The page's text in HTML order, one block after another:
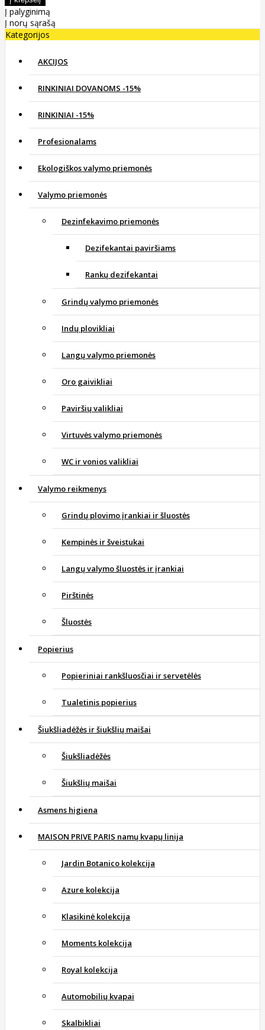
Į palyginimą
Į norų sąrašą
Kategorijos
AKCIJOS
RINKINIAI DOVANOMS -15%
RINKINIAI -15%
Profesionalams
Ekologiškos valymo priemonės
Valymo priemonės
Dezinfekavimo priemonės
Dezifekantai paviršiams
Rankų dezifekantai
Grindų valymo priemonės
Indų plovikliai
Langų valymo priemonės
Oro gaivikliai
Paviršių valikliai
Virtuvės valymo priemonės
WC ir vonios valikliai
Valymo reikmenys
Grindų plovimo įrankiai ir šluostės
Kempinės ir šveistukai
Langų valymo šluostės ir įrankiai
Pirštinės
Šluostės
Popierius
Popieriniai rankšluosčiai ir servetėlės
Tualetinis popierius
Šiukšliadėžės ir šiukšlių maišai
Šiukšliadėžės
Šiukšlių maišai
Asmens higiena
MAISON PRIVE PARIS namų kvapų linija
Jardin Botanico kolekcija
Azure kolekcija
Klasikinė kolekcija
Moments kolekcija
Royal kolekcija
Automobilių kvapai
Skalbikliai